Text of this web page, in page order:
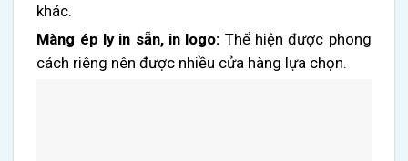
khác.
Màng ép ly in sẵn, in logo: Thể hiện được phong
cách riêng nên được nhiều cửa hàng lựa chọn.